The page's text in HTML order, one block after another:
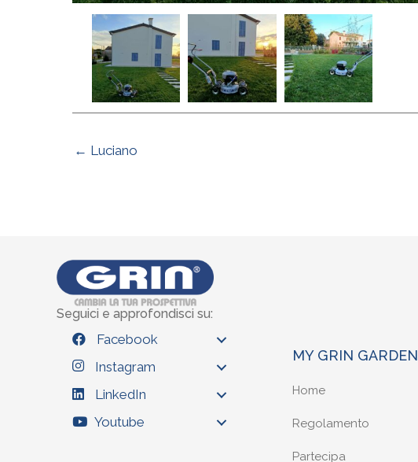
← Luciano
Seguici e approfondisci su:
Facebook
Instagram
LinkedIn
Youtube
MY GRIN GARDEN
Home
Regolamento
Partecipa